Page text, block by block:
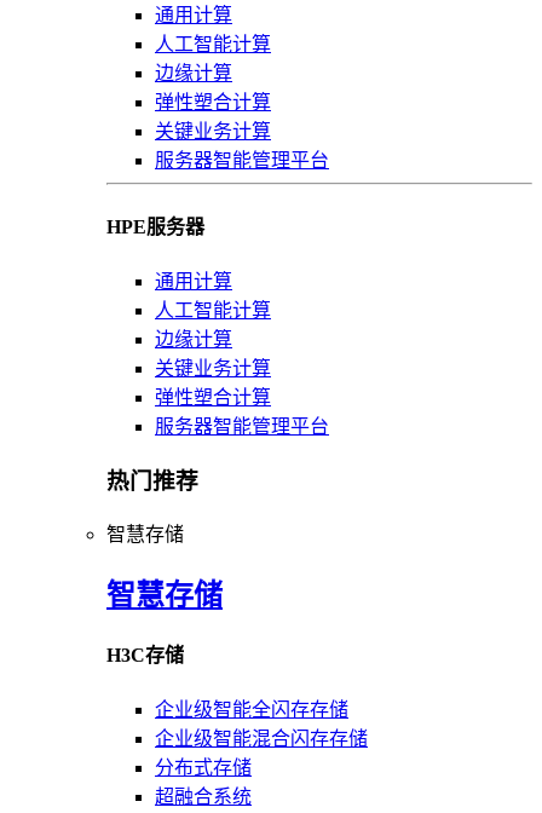
通用计算
人工智能计算
边缘计算
弹性塑合计算
关键业务计算
服务器智能管理平台
HPE服务器
通用计算
人工智能计算
边缘计算
关键业务计算
弹性塑合计算
服务器智能管理平台
热门推荐
智慧存储
智慧存储
H3C存储
企业级智能全闪存存储
企业级智能混合闪存存储
分布式存储
超融合系统